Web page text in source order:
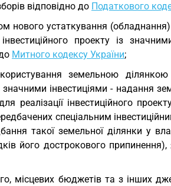
відповідно до Податкового
нового устаткування
проекту із
Митного кодексу України;
земельною
значними інвестиціями - надання
реалізації інвестиційного
спеціальним
такої земельної ділянки у
його дострокового
місцевих бюджетів та з інших